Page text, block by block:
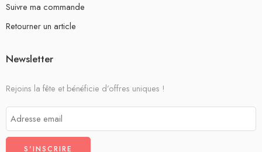
Suivre ma commande
Retourner un article
Newsletter
Rejoins la fête et bénéficie d’offres uniques !